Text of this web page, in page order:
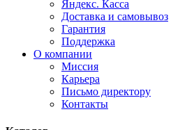
Яндекс. Касса
Доставка и самовывоз
Гарантия
Поддержка
О компании
Миссия
Карьера
Письмо директору
Контакты